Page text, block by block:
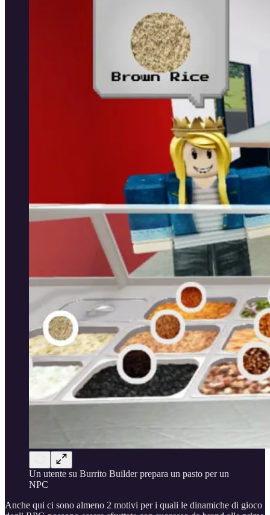
Un utente su Burrito Builder prepara un pasto per un
NPC
Anche qui ci sono almeno 2 motivi per i quali le dinamiche di gioco